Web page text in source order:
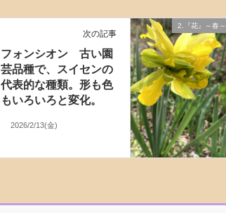
2.『花』～春～
次の記事
フォンシオン 古い園
芸品種で、スイセンの
代表的な種類。形も色
もいろいろと変化。
2026/2/13(金)